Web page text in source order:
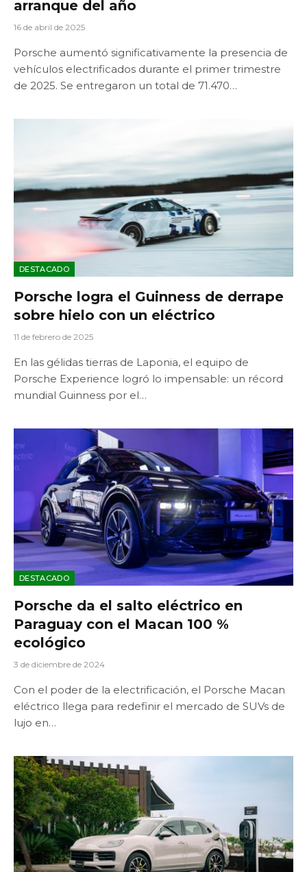
arranque del año
16 de abril de 2025
Porsche aumentó significativamente la presencia de
vehículos electrificados durante el primer trimestre
de 2025. Se entregaron un total de 71.470…
DESTACADO
Porsche logra el Guinness de derrape
sobre hielo con un eléctrico
11 de febrero de 2025
En las gélidas tierras de Laponia, el equipo de
Porsche Experience logró lo impensable: un récord
mundial Guinness por el…
DESTACADO
Porsche da el salto eléctrico en
Paraguay con el Macan 100 %
ecológico
3 de diciembre de 2024
Con el poder de la electrificación, el Porsche Macan
eléctrico llega para redefinir el mercado de SUVs de
lujo en…